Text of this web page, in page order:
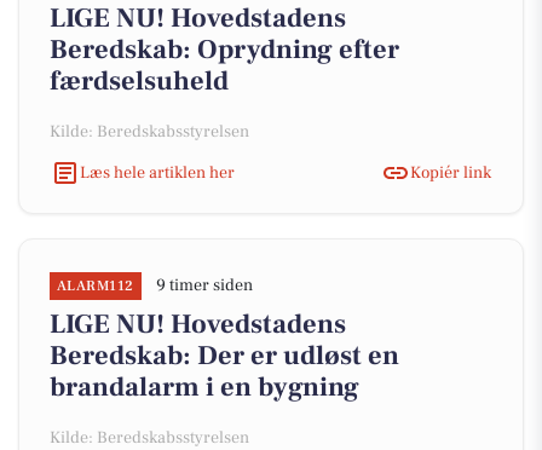
LIGE NU! Hovedstadens
Beredskab: Oprydning efter
færdselsuheld
Kilde: Beredskabsstyrelsen
Læs hele artiklen her
Kopiér link
ALARM112 9 timer siden
LIGE NU! Hovedstadens
Beredskab: Der er udløst en
brandalarm i en bygning
Kilde: Beredskabsstyrelsen